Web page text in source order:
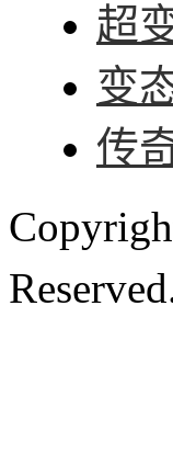
超
变
传